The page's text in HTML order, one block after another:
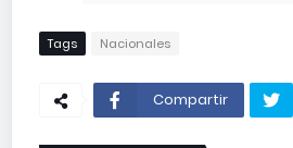
Tags Nacionales
Compartir